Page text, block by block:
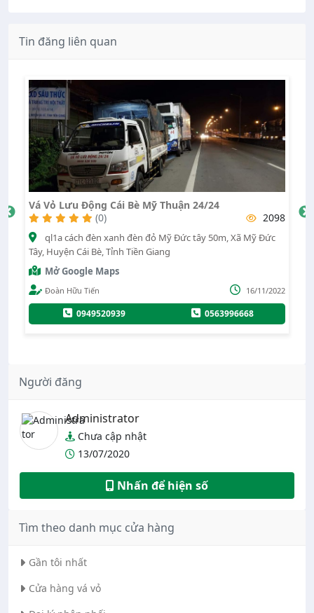
Tin đăng liên quan
Vá Vỏ Lưu Động Cao Tốc Tiền Giang 24/24
(0)
2518
Cao tốc Trung lương hồ Chí Minh.Trung lương mỹ Thuận ,
Xã Tam Hiệp, Huyện Châu Thành, Tỉnh Tiền Giang
Mở Google Maps
Nguyenthang 10/09/2022
Người đăng
Administrator
Chưa cập nhật
13/07/2020
Nhấn để hiện số
Tìm theo danh mục cửa hàng
Gần tôi nhất
Cửa hàng vá vỏ